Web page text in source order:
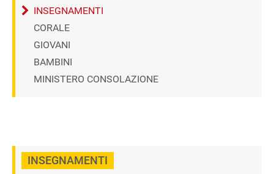
INSEGNAMENTI
CORALE
GIOVANI
BAMBINI
MINISTERO CONSOLAZIONE
INSEGNAMENTI